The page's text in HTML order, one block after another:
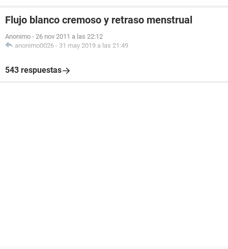
Flujo blanco cremoso y retraso menstrual
Anonimo - 26 nov 2011 a las 22:12
anonimo0026 - 31 may 2019 a las 21:49
543 respuestas